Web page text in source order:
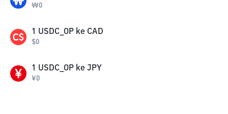
₩0
1 USDC_OP ke CAD
$0
1 USDC_OP ke JPY
¥0